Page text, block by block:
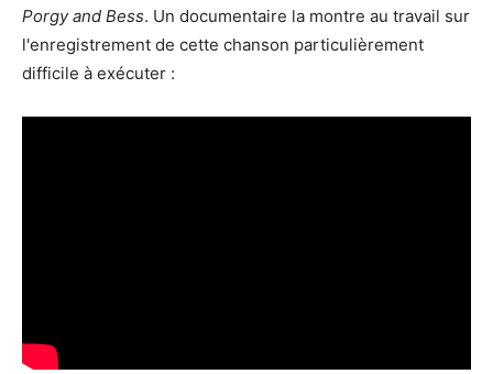
Porgy and Bess. Un documentaire la montre au travail sur
l'enregistrement de cette chanson particulièrement
difficile à exécuter :